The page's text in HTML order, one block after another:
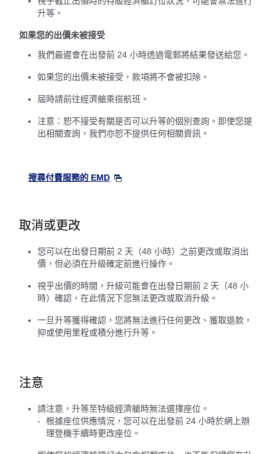
升等。
如果您的出價未被接受
我們最遲會在出發前 24 小時透過電郵將結果發送給您。
如果您的出價未被接受，款項將不會被扣除。
屆時請前往經濟艙乘搭航班。
注意：恕不接受有關是否可以升等的個別查詢。即使您提
出相關查詢，我們亦恕不提供任何相關資訊。
搜尋付費服務的 EMD
取消或更改
您可以在出發日期前 2 天（48 小時）之前更改或取消出
價，但必須在升級確定前進行操作。
視乎出價的時間，升級可能會在出發日期前 2 天（48 小
時）確認，在此情況下您無法更改或取消升級。
一旦升等獲得確認，您將無法進行任何更改、獲取退款，
抑或使用里程或積分進行升等。
注意
請注意，升等至特級經濟艙時無法選擇座位。
根據座位供應情況，您可以在出發前 24 小時於網上辦
理登機手續時更改座位。